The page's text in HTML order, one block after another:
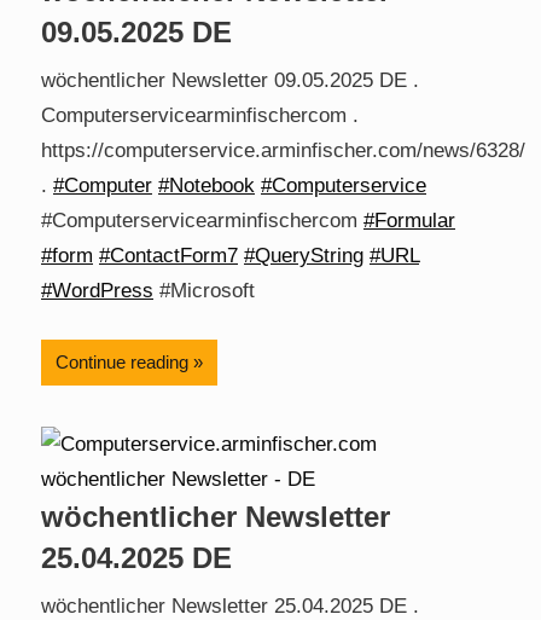
09.05.2025 DE
wöchentlicher Newsletter 09.05.2025 DE .
Computerservicearminfischercom .
https://computerservice.arminfischer.com/news/6328/
. #Computer #Notebook #Computerservice
#Computerservicearminfischercom #Formular
#form #ContactForm7 #QueryString #URL
#WordPress #Microsoft
Continue reading
wöchentlicher Newsletter
25.04.2025 DE
wöchentlicher Newsletter 25.04.2025 DE .